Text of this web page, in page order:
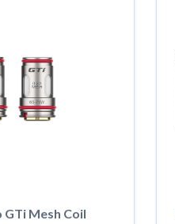
GTi Mesh Coil